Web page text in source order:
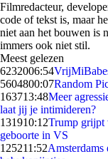
Filmredacteur,
code of tekst is, maar
niet aan het bouwen is
immers ook niet stil.
Meest gelezen
6232006:54
5604800:07Random
163713:48Meer
laat jij je intimideren?
131910:12Trump grijpt
geboorte in VS
125211:52